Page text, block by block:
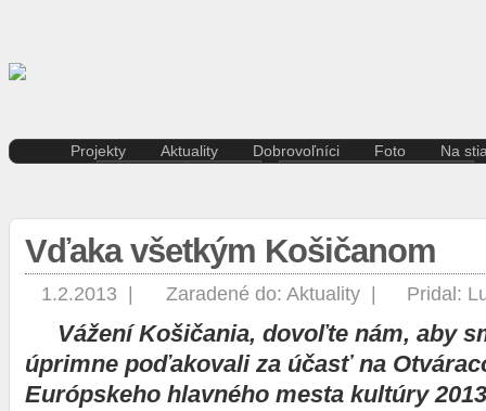
Projekty
Kasárne/Kulturpark
Projekt SPOTs
Pentapolitana
Destinácia Košice
Terra Incognita
Putujúce mesto
Rozvoj ľudských zdrojov
prostredníctvom investícií do
Aktuality
Regióny
Slovensko
Šport
Tlačové správy
Zahraničie
Dobrovoľníci Foto Na
Vďaka všetkým Košičanom
1.2.2013 | Zaradené do: Aktuality Pridal:
Vážení Košičania, dovoľte nám, aby
úprimne poďakovali za účasť na
Európskeho hlavného mesta kultúry